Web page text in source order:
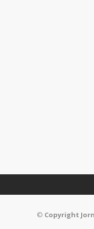
© Copyright